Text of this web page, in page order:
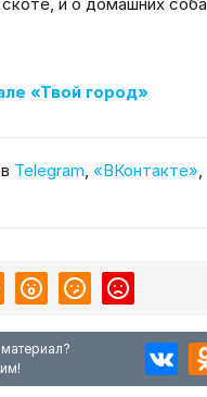
«Твой город»
Telegram «ВКонтакте»